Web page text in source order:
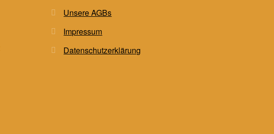
Unsere AGBs
Impressum
Datenschutzerklärung